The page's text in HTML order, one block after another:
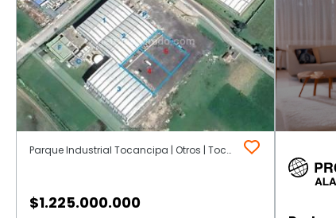
Parque Industrial Tocancipa | Otros | Tocancipá
$1.225.000.000